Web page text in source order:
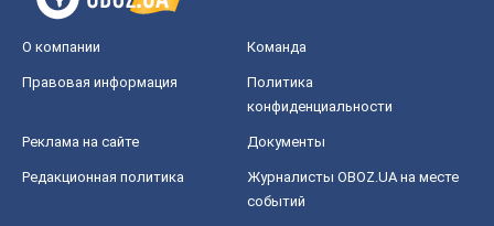
О компании Команда
Правовая информация
Политика
конфиденциальности
Реклама на сайте Документы
Редакционная политика
Журналисты OBOZ.UA на месте
событий